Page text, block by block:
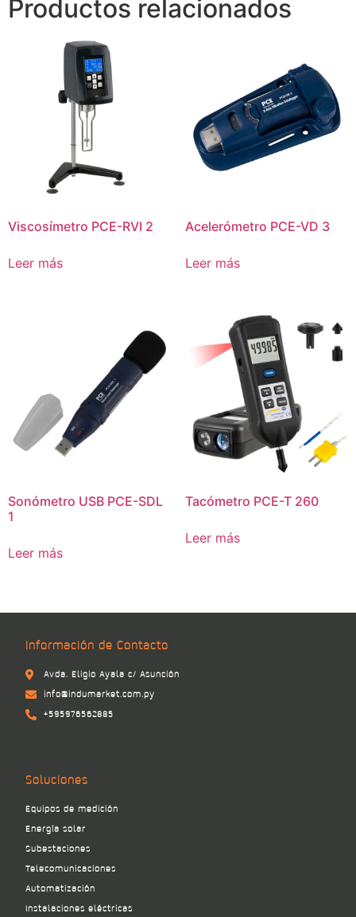
Productos relacionados
Viscosímetro PCE-RVI 2
Leer más
Acelerómetro PCE-VD 3
Leer más
Sonómetro USB PCE-SDL
1
Leer más
Tacómetro PCE-T 260
Leer más
Información de Contacto
Avda. Eligio Ayala c/ Asunción
info@indumarket.com.py
+595976562885
Soluciones
Equipos de medición
Energía solar
Subestaciones
Telecomunicaciones
Automatización
Instalaciones eléctricas